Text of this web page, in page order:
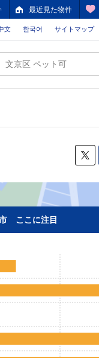
最近見た物件
文 한국어 サイトマップ
ここに注目